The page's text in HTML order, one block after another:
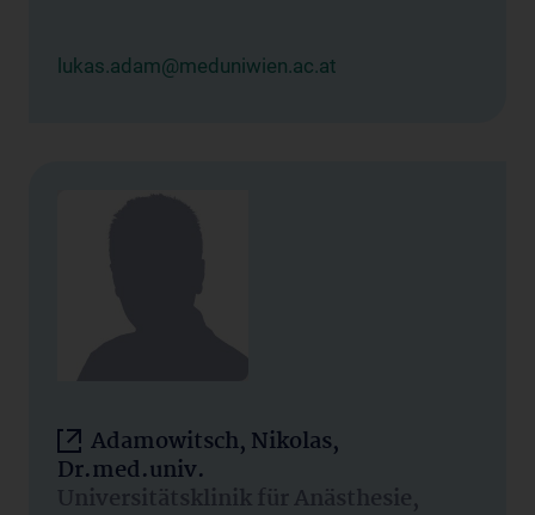
lukas.adam@meduniwien.ac.at
Adamowitsch, Nikolas,
Dr.med.univ.
Universitätsklinik für Anästhesie,